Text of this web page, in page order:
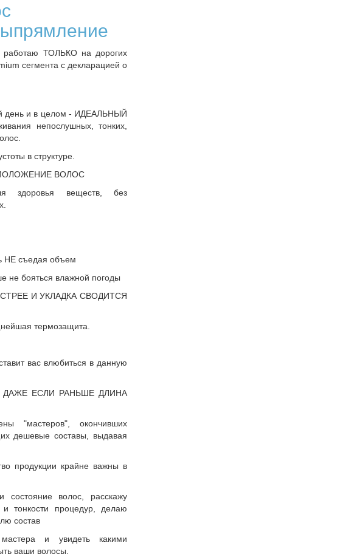
работаю ТОЛЬКО на дорогих
сегмента с декларацией о
день и в целом - ИДЕАЛЬНЫЙ
непослушных, тонких,
в структуре.
ВОЛОС
веществ, без
НЕ съедая объем
не бояться влажной погоды
И УКЛАДКА СВОДИТСЯ
термозащита.
вас влюбиться в данную
ЕСЛИ РАНЬШЕ ДЛИНА
"мастеров", окончивших
дешевые составы, выдавая
продукции крайне важны в
волос, расскажу
тонкости процедур, делаю
состав
и увидеть какими
ваши волосы.